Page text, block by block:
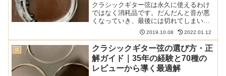
クラシックギター弦は永久に使えるわけ
ではなく消耗品です。だんだんと音が悪
くなっていき、最後には切れてしまいま
す。では、何をもって寿命と判断し、い
つ交換すればいいのでしょうか？この記
事では弦の寿命や交換時期を簡単に説明
しています。弦が劣化する...
2019.10.08 2022.01.12
弦
クラシックギター弦の選び方・正
解ガイド｜35年の経験と70種の
レビューから導く最適解